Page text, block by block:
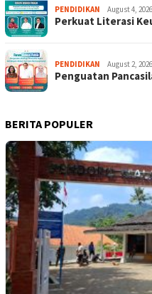
PENDIDIKAN August 4, 2026
Perkuat Literasi
PENDIDIKAN August 2, 2026
Penguatan
BERITA POPULER